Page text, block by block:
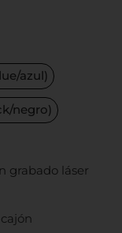
azul)
negro)
grabado láser